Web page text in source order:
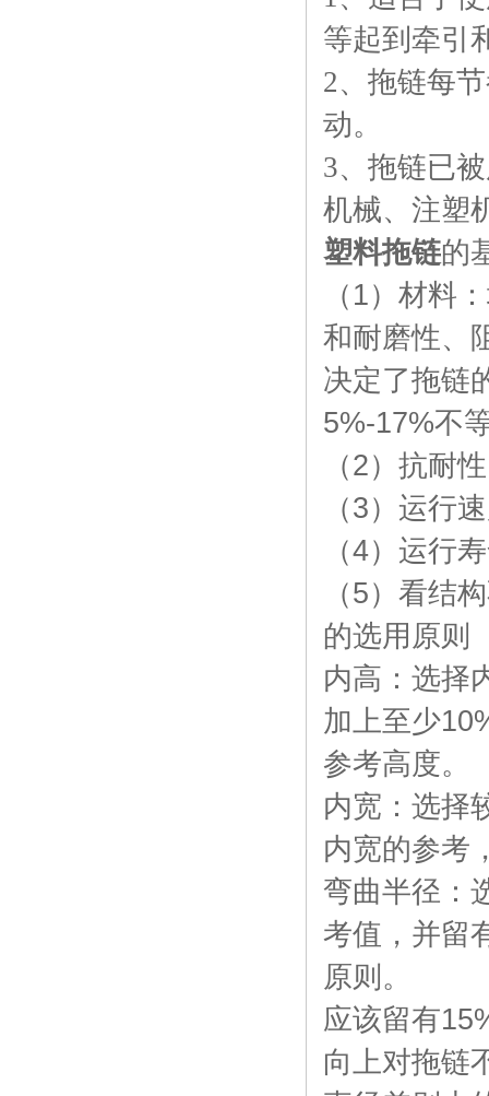
等起到牵引
2、拖链每
动。
3、拖链已
机械、注塑
塑料拖链的
（1）材料
和耐磨性、
决定了拖链
5%-17%不
（2）抗耐
（3）运行
（4）运行
（5）看结
的选用
内高：选择
加上至少
参考高
内宽：选择
内宽的参
弯曲半径：
考值，并留
原则。
应该留有
向上对拖